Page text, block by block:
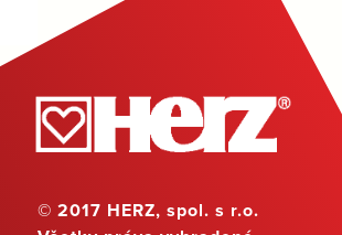
© 2017 HERZ, spol. s r.o.